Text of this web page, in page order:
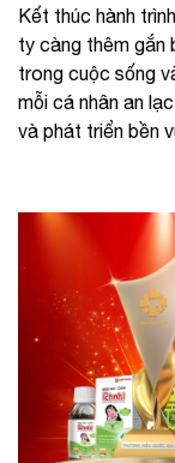
Kết thúc hành
ty càng thêm gắn
trong cuộc sống
mỗi cá nhân an
và phát triển bền